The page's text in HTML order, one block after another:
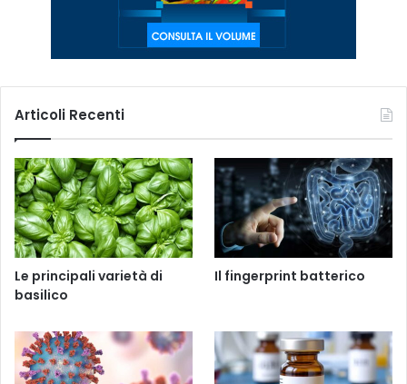
Articoli Recenti
Le principali varietà di
basilico
Il fingerprint batterico